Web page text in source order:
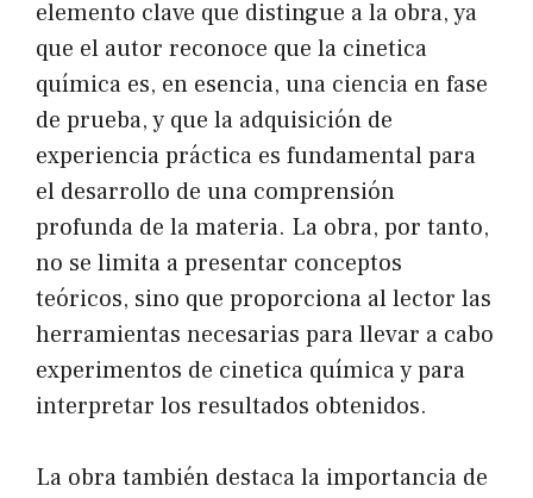
elemento clave que distingue a la obra, ya
que el autor reconoce que la cinetica
química es, en esencia, una ciencia en fase
de prueba, y que la adquisición de
experiencia práctica es fundamental para
el desarrollo de una comprensión
profunda de la materia. La obra, por tanto,
no se limita a presentar conceptos
teóricos, sino que proporciona al lector las
herramientas necesarias para llevar a cabo
experimentos de cinetica química y para
interpretar los resultados obtenidos.
La obra también destaca la importancia de